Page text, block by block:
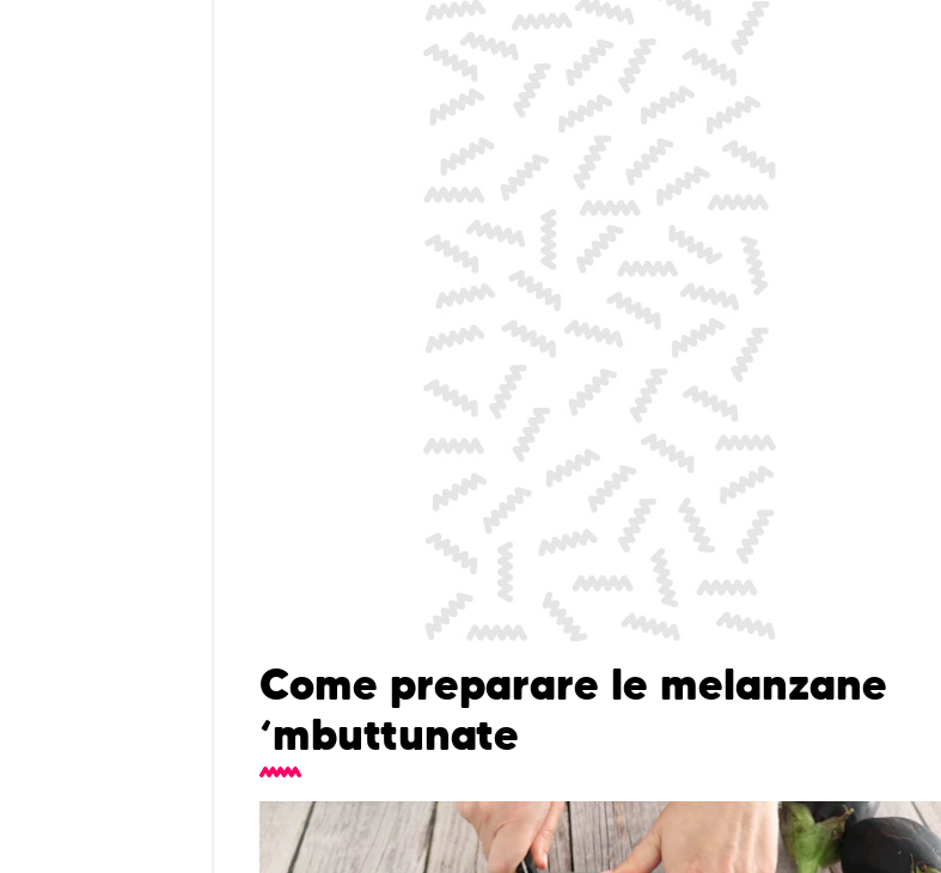
Come preparare le melanzane
‘mbuttunate